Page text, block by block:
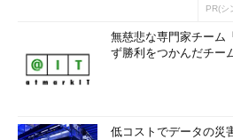
PR(シ
無慈悲な専門家チーム
ず勝利をつかんだチー
低コストでデータの災